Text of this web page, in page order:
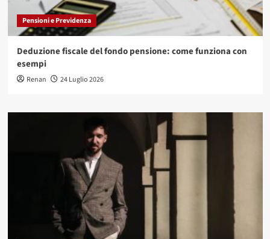
Pensioni e Previdenza
Deduzione fiscale del fondo pensione: come funziona con
esempi
Renan 24 Luglio 2026